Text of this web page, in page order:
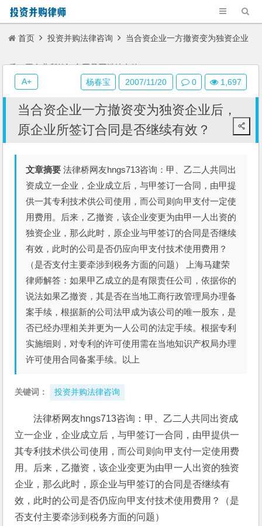
首页 投资并购法律咨询 当合资企业一方撤资变为独资企业
后，原企业所签订合同是否继续有效？
当合资企业一方撤资变为独资企业后，
原企业所签订合同是否继续有效？
文章摘要 法律桥网友hngs713咨询：甲、乙二人共同出
资成立一企业，企业成立后，与甲签订一合同，由甲提
供一其专利技术供公司使用，而公司则向甲支付一定使
用费用。后来，乙撤资，该企业变更为由甲一人出资的
独资企业，那么此时，原企业与甲签订的合同是否继续
有效，此时的公司是否仍应向甲支付技术使用费用？
（是否支付主要牵涉到税务方面的问题） 上海马建荣
律师解答：如果甲乙成立的是有限责任公司，依据你的
说法如果乙撤资，其是否在当地工商行政管理局办理备
案手续，根据新的公司法甲成为该公司的唯一股东，是
否已经办理相关并更为一人公司的法定手续。根据专利
实施细则，对专利的许可使用需在当地知识产权局办理
许可使用合同备案手续。以上
关键词： 投资并购法律咨询
法律桥网友hngs713咨询：甲、乙二人共同出资成
立一企业，企业成立后，与甲签订一合同，由甲提供一
其专利技术供公司使用，而公司则向甲支付一定使用费
用。后来，乙撤资，该企业变更为由甲一人出资的独资
企业，那么此时，原企业与甲签订的合同是否继续有
效，此时的公司是否仍应向甲支付技术使用费用？（是
否支付主要牵涉到税务方面的问题）
杨春宝 2007/11/20 0 1,697
A+